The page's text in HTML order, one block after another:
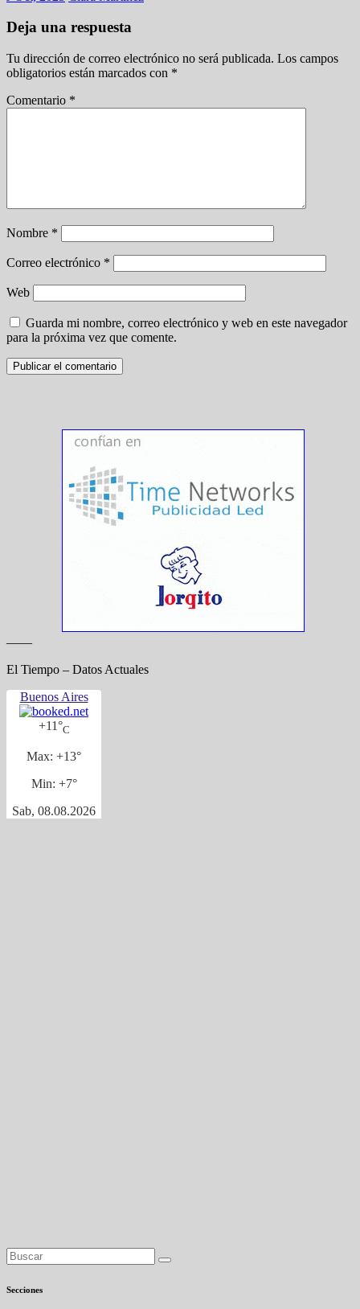
Deja una respuesta
Tu dirección de correo electrónico no será publicada. Los campos
obligatorios están marcados con *
Comentario *
Nombre *
Correo electrónico *
Web
Guarda mi nombre, correo electrónico y web en este navegador
para la próxima vez que comente.
——
El Tiempo – Datos Actuales
Buenos Aires
+11°C
Max: +13°
Min: +7°
Sab, 08.08.2026
Secciones